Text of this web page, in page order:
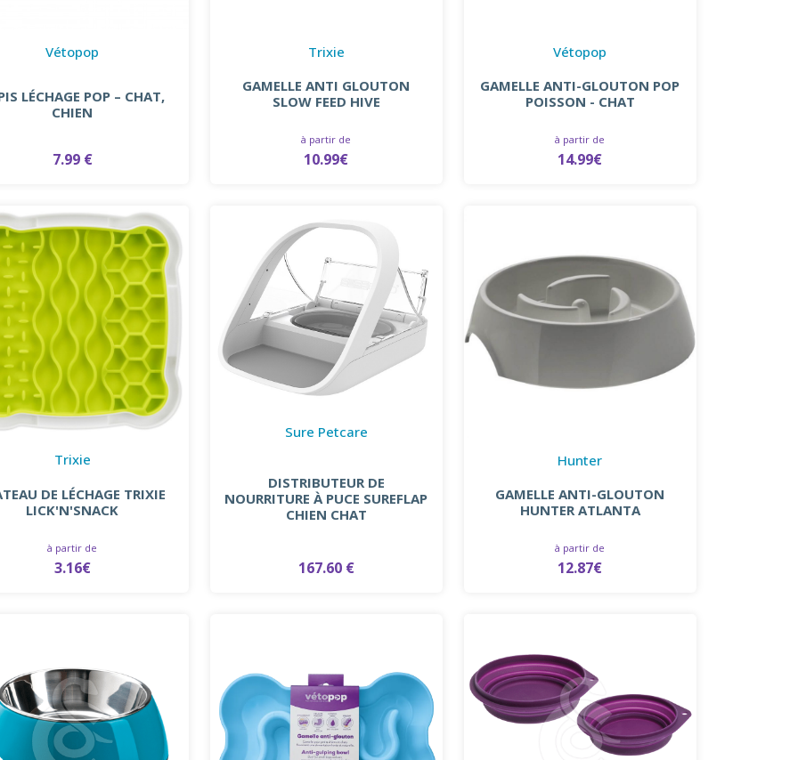
Vétopop
LÉCHAGE POP – CHAT,
CHIEN
7.99 €
Trixie
GAMELLE ANTI GLOUTON
SLOW FEED HIVE
à partir de
10.99€
Vétopop
GAMELLE ANTI-GLOUTON POP
POISSON - CHAT
à partir de
14.99€
Trixie
DE LÉCHAGE TRIXIE
LICK'N'SNACK
à partir de
3.16€
Sure Petcare
DISTRIBUTEUR DE
NOURRITURE À PUCE SUREFLAP
CHIEN CHAT
167.60 €
Hunter
GAMELLE ANTI-GLOUTON
HUNTER ATLANTA
à partir de
12.87€